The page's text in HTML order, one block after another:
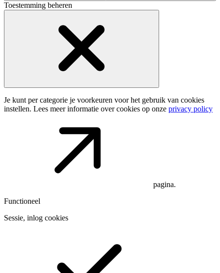
Toestemming beheren
Je kunt per categorie je voorkeuren voor het gebruik van cookies
instellen. Lees meer informatie over cookies op onze privacy policy
pagina.
Functioneel
Sessie, inlog cookies